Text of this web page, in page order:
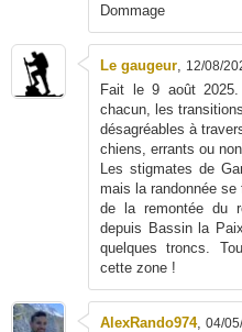
Dommage
Le gaugeur 12/08/
Fait le 9 août
chacun, les
désagréables à
chiens, errants ou
Les stigmates de
mais la randonnée
de la remontée du
depuis Bassin la
quelques troncs.
cette zone !
AlexRando974, 04/